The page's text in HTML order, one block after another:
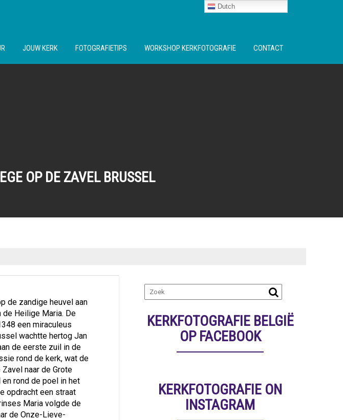
JOUW KERK FOTOGRAFIETIPS WORKSHOP KERKFOTOGRAFIE CONTACT
OP DE ZAVEL BRUSSEL
de zandige heuvel aan
de Heilige Maria. De
een miraculeus
wachtte hertog Jan
de eerste zuil in de
rond de kerk, wat de
naar de Grote
rond de poel in het
opdracht een straat
Maria volgde de
de Onze-Lieve-
KERKFOTOGRAFIE BELGIË
OP FACEBOOK
KERKFOTOGRAFIE ON
INSTAGRAM
Dutch